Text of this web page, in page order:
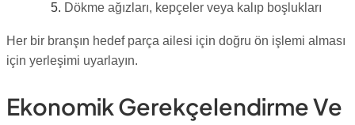
Dökme ağızları, kepçeler veya kalıp boşlukları
Her bir branşın hedef parça ailesi için doğru ön işlemi alması
için yerleşimi uyarlayın.
Ekonomik Gerekçelendirme Ve